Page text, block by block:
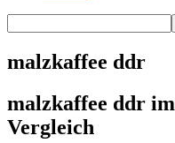
malzkaffee ddr
malzkaffee ddr
Vergleich